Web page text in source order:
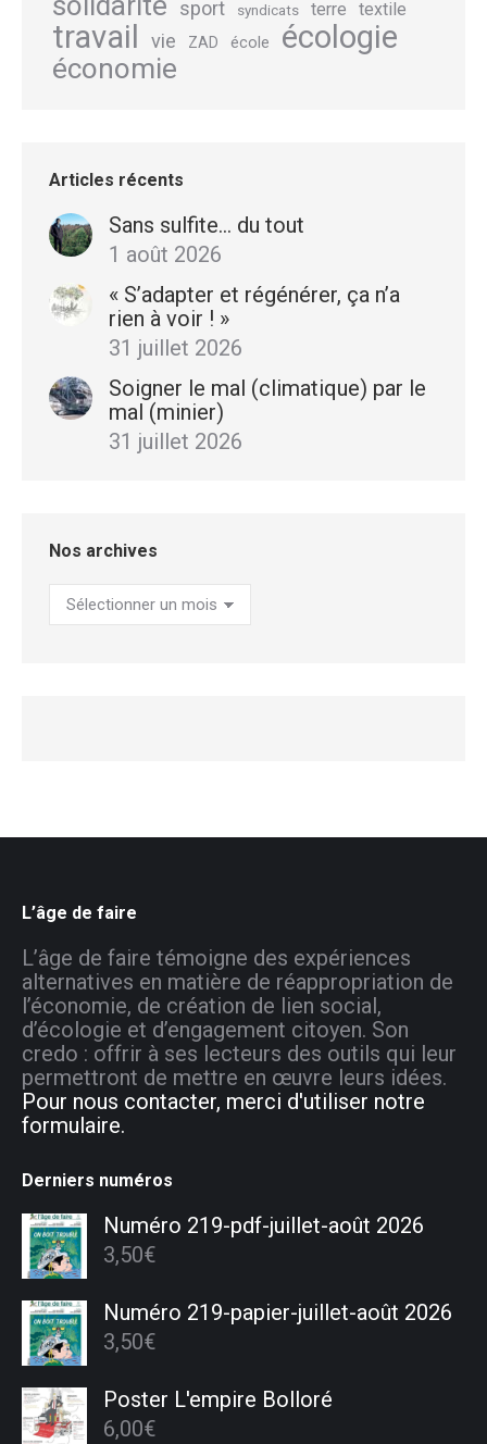
sport syndicats terre textile
travail vie ZAD école écologie
économie
Articles récents
Sans sulfite… du tout
1 août 2026
« S’adapter et régénérer, ça n’a
rien à voir ! »
31 juillet 2026
Soigner le mal (climatique) par le
mal (minier)
31 juillet 2026
Nos archives
Nos
archives
L’âge de faire
L’âge de faire témoigne des expériences
alternatives en matière de réappropriation de
l’économie, de création de lien social,
d’écologie et d’engagement citoyen. Son
credo : offrir à ses lecteurs des outils qui leur
permettront de mettre en œuvre leurs idées.
Pour nous contacter, merci d'utiliser notre
formulaire.
Derniers numéros
Numéro 219-pdf-juillet-août 2026
3,50€
Numéro 219-papier-juillet-août 2026
3,50€
Poster L'empire Bolloré
6,00€